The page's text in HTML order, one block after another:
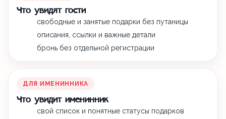
Что увидят гости
свободные и занятые подарки без путаницы
описания, ссылки и важные детали
бронь без отдельной регистрации
ДЛЯ ИМЕНИННИКА
Что увидит именинник
свой список и понятные статусы подарков